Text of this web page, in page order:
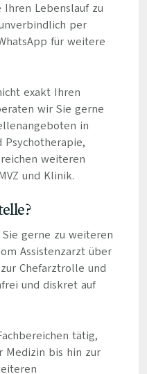
Ihren Lebenslauf zu
per
für weitere
exakt Ihren
wir Sie gerne
in
Psychotherapie,
weiteren
und Klinik.
gerne zu weiteren
Assistenzarzt über
Chefarztrolle und
und diskret auf
tätig,
Medizin bis hin zur